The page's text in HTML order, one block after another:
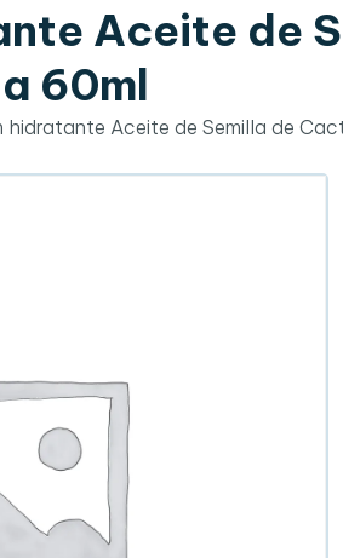
Aceite de
60ml
hidratante Aceite de Semilla de